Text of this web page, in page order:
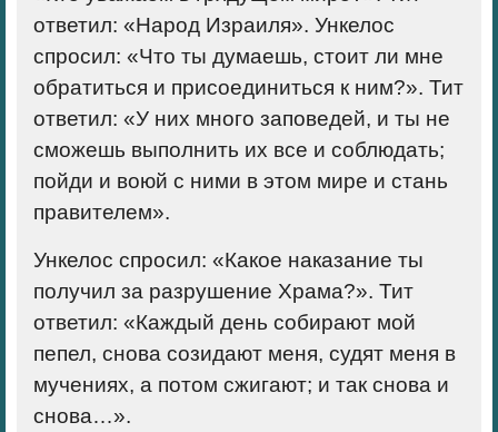
ответил: «Народ Израиля». Ункелос
спросил: «Что ты думаешь, стоит ли мне
обратиться и присоединиться к ним?». Тит
ответил: «У них много заповедей, и ты не
сможешь выполнить их все и соблюдать;
пойди и воюй с ними в этом мире и стань
правителем».
Ункелос спросил: «Какое наказание ты
получил за разрушение Храма?». Тит
ответил: «Каждый день собирают мой
пепел, снова созидают меня, судят меня в
мучениях, а потом сжигают; и так снова и
снова…».